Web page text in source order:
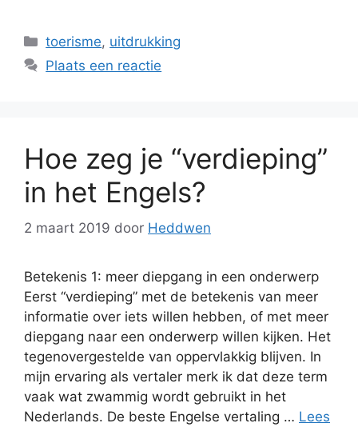
Categorieën
toerisme, uitdrukking
Plaats een reactie
Hoe zeg je “verdieping”
in het Engels?
2 maart 2019 door Heddwen
Betekenis 1: meer diepgang in een onderwerp
Eerst “verdieping” met de betekenis van meer
informatie over iets willen hebben, of met meer
diepgang naar een onderwerp willen kijken. Het
tegenovergestelde van oppervlakkig blijven. In
mijn ervaring als vertaler merk ik dat deze term
vaak wat zwammig wordt gebruikt in het
Nederlands. De beste Engelse vertaling … Lees